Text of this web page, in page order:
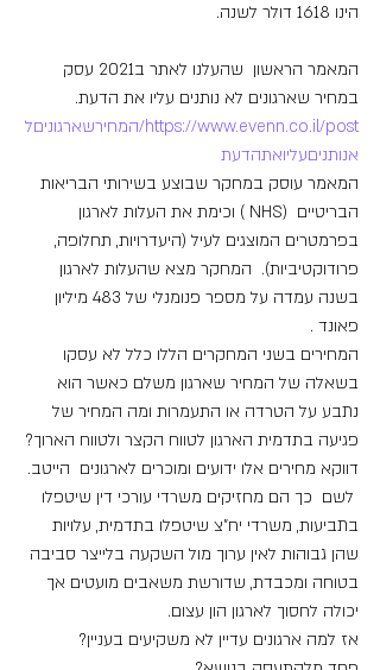
הינו 1618 דולר לשנה.
המאמר הראשון  שהעלנו לאתר ב2021 עסק
במחיר שארגונים לא נותנים עליו את הדעת.
https://www.evenn.co.il/post/המחירשארגוניםל
אנותניםעליואתהדעת
המאמר עוסק במחקר שבוצע בשירותי הבריאות
הבריטיים  (NHS ) וכימת את העלות לארגון
בפרמטרים המוצגים לעיל (היעדרויות, תחלופה,
פרודוקטיביות).  המחקר מצא שהעלות לארגון
בשנה עמדה על מספר פנומנלי של 483 מיליון
פאונד .
המחירים בשני המחקרים הללו כלל לא עסקו
בשאלה של המחיר שארגון משלם כאשר הוא
נתבע על הטרדה או התעמרות ומה המחיר של
פגיעה בתדמית הארגון לטווח הקצר ולטווח הארוך?
דווקא מחירים אלו ידועים ומוכרים לארגונים  הייטב.
לשם  כך הם מחזיקים משרדי עורכי דין שיטפלו
בתביעות, משרדי יח"צ שיטפלו בתדמית, עלויות
שהן גבוהות לאין ערוך מול השקעה בלייצר סביבה
בטוחה ומכבדת, שדורשת משאבים מועטים אך
יכולה לחסוך לארגון הון עצום.
אז למה ארגונים עדיין לא משקיעים בעניין?